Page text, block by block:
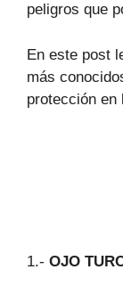
peligros que
En este post
más
protección
1.- OJO